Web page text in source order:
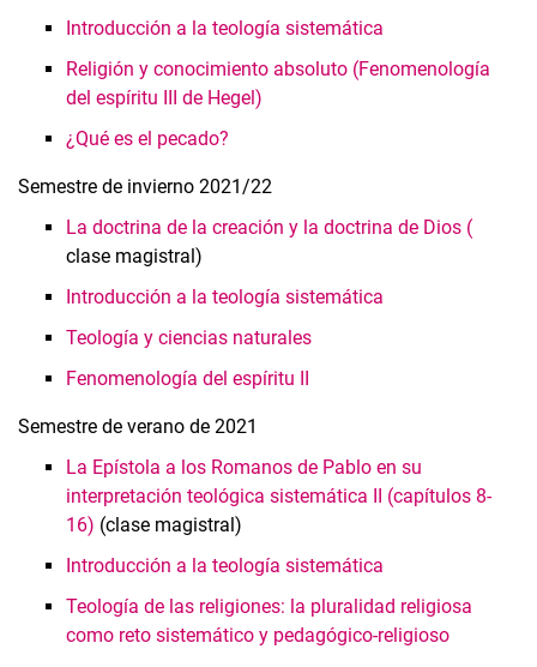
Introducción a la teología sistemática
Religión y conocimiento absoluto (Fenomenología
del espíritu III de Hegel)
¿Qué es el pecado?
Semestre de invierno 2021/22
La doctrina de la creación y la doctrina de Dios (
clase magistral)
Introducción a la teología sistemática
Teología y ciencias naturales
Fenomenología del espíritu II
Semestre de verano de 2021
La Epístola a los Romanos de Pablo en su
interpretación teológica sistemática II (capítulos 8-
16) (clase magistral)
Introducción a la teología sistemática
Teología de las religiones: la pluralidad religiosa
como reto sistemático y pedagógico-religioso